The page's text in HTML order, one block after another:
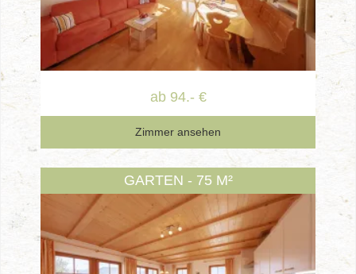
ab 94.- €
Zimmer ansehen
GARTEN - 75 M²